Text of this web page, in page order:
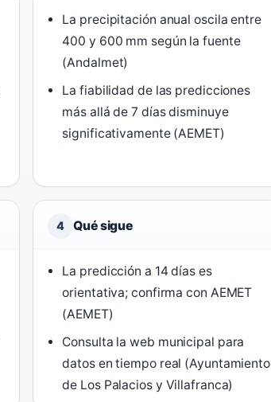
La precipitación anual oscila entre
400 y 600 mm según la fuente
(Andalmet)
La fiabilidad de las predicciones
más allá de 7 días disminuye
significativamente (AEMET)
4 Qué sigue
La predicción a 14 días es
orientativa; confirma con AEMET
(AEMET)
Consulta la web municipal para
datos en tiempo real (Ayuntamiento
de Los Palacios y Villafranca)